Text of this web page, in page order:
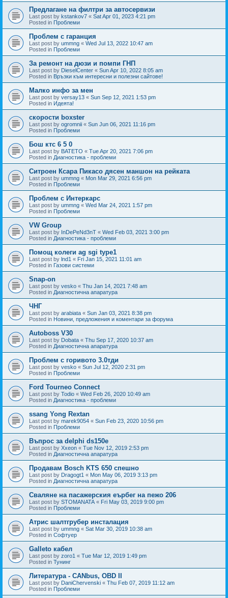
Предлагане на филтри за автосервизи
Last post by kstankov7 « Sat Apr 01, 2023 4:21 pm
Posted in Проблеми
Проблем с гаранция
Last post by ummng « Wed Jul 13, 2022 10:47 am
Posted in Проблеми
За ремонт на дюзи и помпи ГНП
Last post by DieselCenter « Sun Apr 10, 2022 8:05 am
Posted in Връзки към интересни и полезни сайтове!
Малко инфо за мен
Last post by versay13 « Sun Sep 12, 2021 1:53 pm
Posted in Идеята!
скорости boxster
Last post by ogromnii « Sun Jun 06, 2021 11:16 pm
Posted in Проблеми
Бош ктс 6 5 0
Last post by BATETO « Tue Apr 20, 2021 7:06 pm
Posted in Диагностика - проблеми
Ситроен Ксара Пикасо дясен маншон на рейката
Last post by ummng « Mon Mar 29, 2021 6:56 pm
Posted in Проблеми
Проблем с Интеркарс
Last post by ummng « Wed Mar 24, 2021 1:57 pm
Posted in Проблеми
VW Group
Last post by InDePeNd3nT « Wed Feb 03, 2021 3:00 pm
Posted in Диагностика - проблеми
Помощ колеги ag sgi type1
Last post by lnd1 « Fri Jan 15, 2021 11:01 am
Posted in Газови системи
Snap-on
Last post by vesko « Thu Jan 14, 2021 7:48 am
Posted in Диагностична апаратура
ЧНГ
Last post by arabiata « Sun Jan 03, 2021 8:38 pm
Posted in Новини, предложения и коментари за форума
Autoboss V30
Last post by Dobata « Thu Sep 17, 2020 10:37 am
Posted in Диагностична апаратура
Проблем с горивото 3.0тди
Last post by vesko « Sun Jul 12, 2020 2:31 pm
Posted in Проблеми
Ford Tourneo Connect
Last post by Todio « Wed Feb 26, 2020 10:49 am
Posted in Диагностика - проблеми
ssang Yong Rextan
Last post by marek9054 « Sun Feb 23, 2020 10:56 pm
Posted in Проблеми
Въпрос за delphi ds150e
Last post by Xxeon « Tue Nov 12, 2019 2:53 pm
Posted in Диагностична апаратура
Продавам Bosch KTS 650 спешно
Last post by Dragogt1 « Mon May 06, 2019 3:13 pm
Posted in Диагностична апаратура
Сваляне на пасажерския еърбег на пежо 206
Last post by STOMANATA « Fri May 03, 2019 9:00 pm
Posted in Проблеми
Атрис шалтгрубер инсталация
Last post by ummng « Sat Mar 30, 2019 10:38 am
Posted in Софтуер
Galleto кабел
Last post by zoro1 « Tue Mar 12, 2019 1:49 pm
Posted in Тунинг
Литература - CANbus, OBD II
Last post by DaniChervenski « Thu Feb 07, 2019 11:12 am
Posted in Проблеми